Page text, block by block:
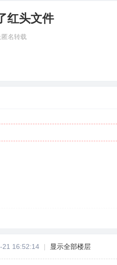
红头文件
名转载
21 16:52:14 | 显示全部楼层